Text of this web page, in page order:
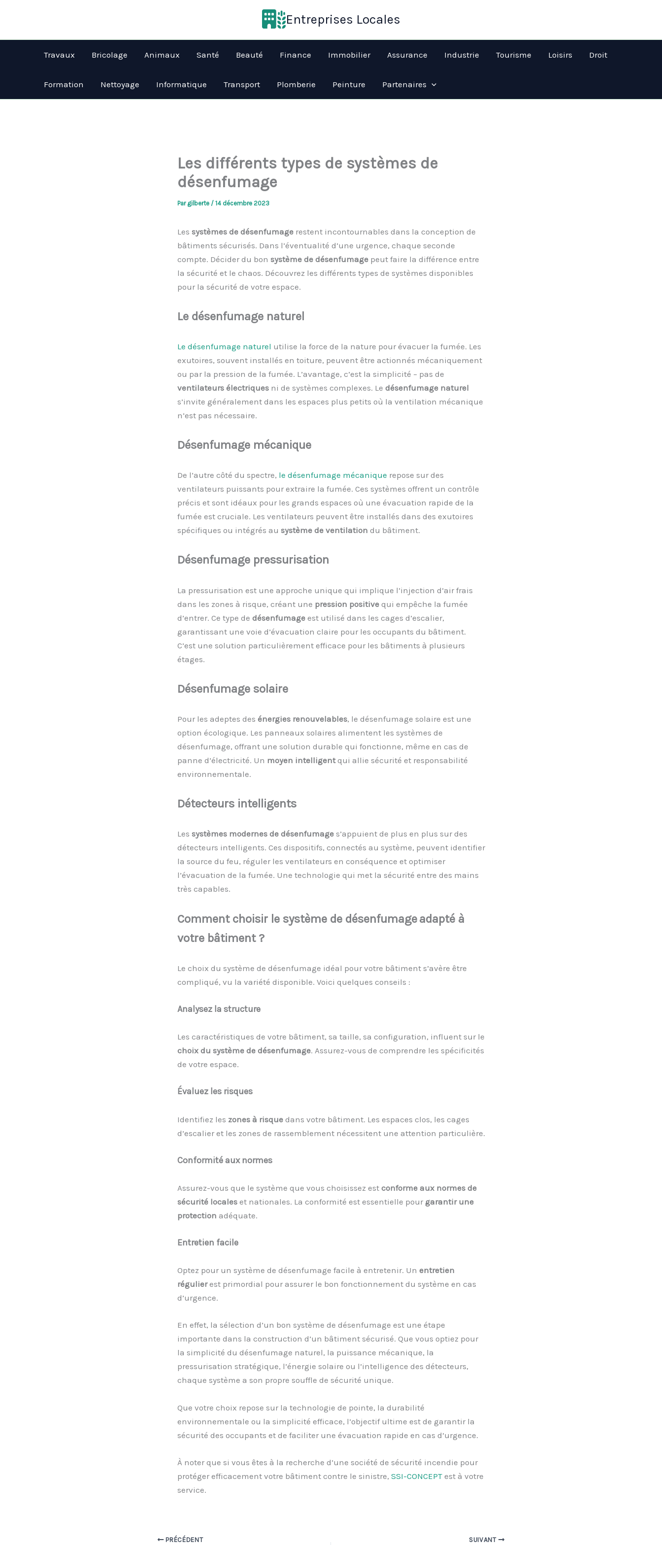
Entreprises Locales
Travaux Bricolage Animaux Santé Beauté Finance Immobilier Assurance Industrie Tourisme Loisirs Droit
Formation Nettoyage Informatique Transport Plomberie Peinture Partenaires
Les différents types de systèmes de
désenfumage
Par gilberte / 14 décembre 2023
Les systèmesde désenfumagerestent incontournables dans la conception de
bâtiments sécurisés. Dans l’éventualité d’une urgence, chaque seconde
compte. Décider du bon système de désenfumagepeut faire la différence entre
la sécurité et le chaos. Découvrez les différents types de systèmes disponibles
pour la sécurité de votre espace.
Le désenfumage naturel
Le désenfumage naturel utilise la force de la nature pour évacuer la fumée. Les
exutoires, souvent installés en toiture, peuvent être actionnés mécaniquement
ou par la pression de la fumée. L’avantage, c’est la simplicité – pas de
ventilateurs électriques ni de systèmes complexes. Le désenfumage naturel
s’invite généralement dans les espaces plus petits où la ventilation mécanique
n’est pas nécessaire.
Désenfumage mécanique
De l’autre côté du spectre, le désenfumage mécanique repose sur des
ventilateurs puissants pour extraire la fumée. Ces systèmes offrent un contrôle
précis et sont idéaux pour les grands espaces où une évacuation rapide de la
fumée est cruciale. Les ventilateurs peuvent être installés dans des exutoires
spécifiques ou intégrés au système de ventilation du bâtiment.
Désenfumage pressurisation
La pressurisation est une approche unique qui implique l’injection d’air frais
dans les zones à risque, créant une pression positivequi empêche la fumée
d’entrer. Ce type de désenfumage est utilisé dans les cages d’escalier,
garantissant une voie d’évacuation claire pour les occupants du bâtiment.
C’est une solution particulièrement efficace pour les bâtiments à plusieurs
étages.
Désenfumage solaire
Pour les adeptes des énergies renouvelables, le désenfumage solaire est une
option écologique. Les panneaux solaires alimentent les systèmes de
désenfumage, offrant une solution durable qui fonctionne, même en cas de
panne d’électricité. Un moyen intelligentqui allie sécurité et responsabilité
environnementale.
Détecteurs intelligents
Les systèmes modernes de désenfumage s’appuient de plus en plus sur des
détecteurs intelligents. Ces dispositifs, connectés au système, peuvent identifier
la source du feu, réguler les ventilateurs en conséquence et optimiser
l’évacuation de la fumée. Une technologie qui met la sécurité entre des mains
très capables.
Comment choisir le système de désenfumageadapté à
votre bâtiment ?
Le choix du système de désenfumage idéal pour votre bâtiment s’avère être
compliqué, vu la variété disponible. Voici quelques conseils :
Analysez la structure
Les caractéristiques de votre bâtiment, sa taille, sa configuration, influent sur le
choix du système de désenfumage. Assurez-vous de comprendre les spécificités
de votre espace.
Évaluez les risques
Identifiez les zones à risque dans votre bâtiment. Les espaces clos, les cages
d’escalier et les zones de rassemblement nécessitent une attention particulière.
Conformité auxnormes
Assurez-vous que le système que vous choisissez est conforme aux normes de
sécurité locales et nationales. La conformité est essentielle pour garantir une
protection adéquate.
Entretien facile
Optez pour un système de désenfumage facile à entretenir. Un entretien
régulierest primordial pour assurer le bon fonctionnement du système en cas
d’urgence.
En effet, la sélection d’un bon système de désenfumage est une étape
importante dans la construction d’un bâtiment sécurisé. Que vous optiez pour
la simplicité du désenfumage naturel, la puissance mécanique, la
pressurisation stratégique, l’énergie solaire ou l’intelligence des détecteurs,
chaque système a son propre souffle de sécurité unique.
Que votre choix repose sur la technologie de pointe, la durabilité
environnementale ou la simplicité efficace, l’objectif ultime est de garantir la
sécurité des occupants et de faciliter une évacuation rapide en cas d’urgence.
À noter que si vous êtes à la recherche d’une société de sécurité incendie pour
protéger efficacement votre bâtiment contre le sinistre, SSI-CONCEPT est à votre
service.
PRÉCÉDENT SUIVANT